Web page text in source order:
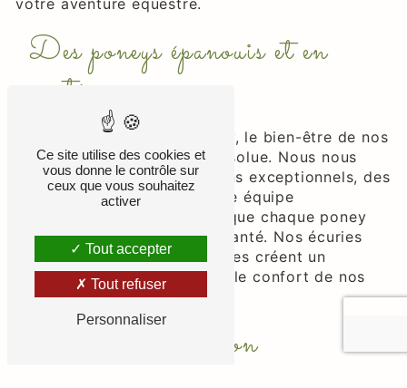
Des poneys épanouis et en
santé
Chez Poney Club De Grellery, le bien-être de nos
poneys est notre priorité absolue. Nous nous
engageons à fournir des soins exceptionnels, des
installations modernes et une équipe
expérimentée pour garantir que chaque poney
soit heureux et en parfaite santé. Nos écuries
spacieuses et bien entretenues créent un
environnement optimal pour le confort de nos
poneys.
Leçons d'équitation
Ce site utilise des cookies et
vous donne le contrôle sur
ceux que vous souhaitez
activer
Tout accepter
Tout refuser
Personnaliser